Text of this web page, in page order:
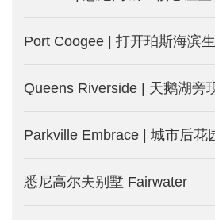
悉尼高尔夫别墅 Fairwater